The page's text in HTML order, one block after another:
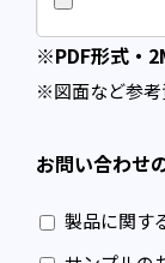
※PDF形式・
※図面など参考
お問い合わせ
製品に関す